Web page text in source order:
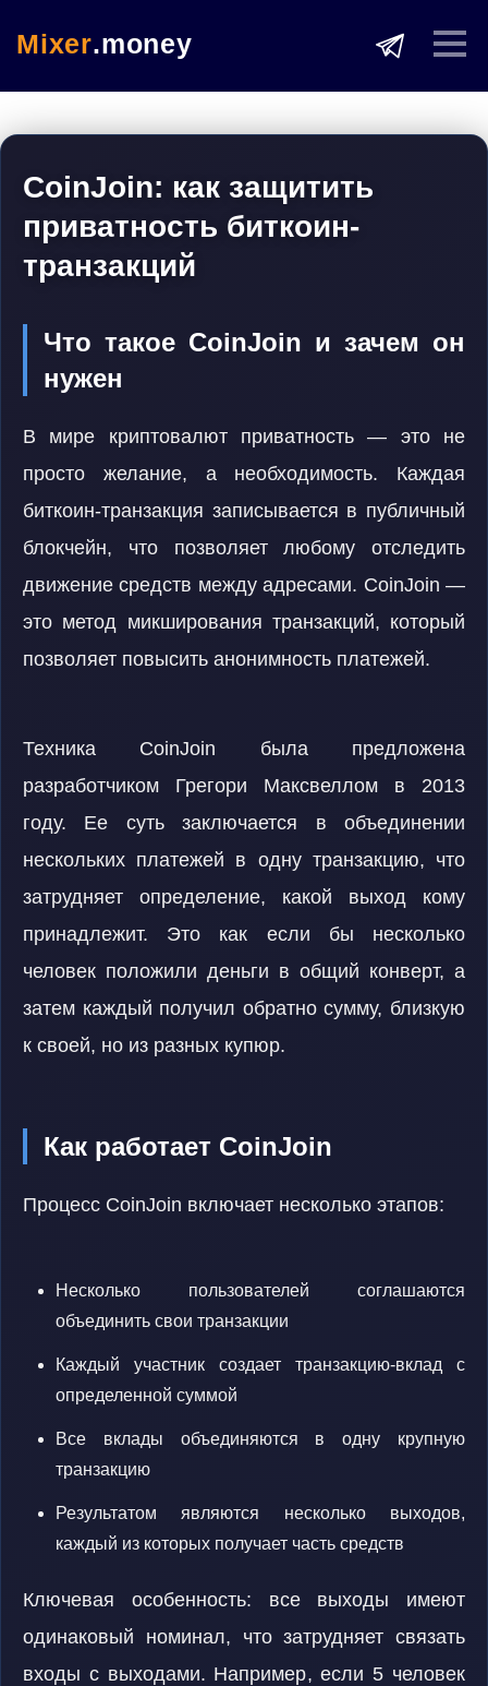
Mixer.money
CoinJoin: как защитить
приватность биткоин-
транзакций
Что такое CoinJoin и зачем он
нужен
В мире криптовалют приватность — это не
просто желание, а необходимость. Каждая
биткоин-транзакция записывается в публичный
блокчейн, что позволяет любому отследить
движение средств между адресами. CoinJoin —
это метод микширования транзакций, который
позволяет повысить анонимность платежей.
Техника CoinJoin была предложена
разработчиком Грегори Максвеллом в 2013
году. Ее суть заключается в объединении
нескольких платежей в одну транзакцию, что
затрудняет определение, какой выход кому
принадлежит. Это как если бы несколько
человек положили деньги в общий конверт, а
затем каждый получил обратно сумму, близкую
к своей, но из разных купюр.
Как работает CoinJoin
Процесс CoinJoin включает несколько этапов:
Несколько пользователей соглашаются
объединить свои транзакции
Каждый участник создает транзакцию-вклад с
определенной суммой
Все вклады объединяются в одну крупную
транзакцию
Результатом являются несколько выходов,
каждый из которых получает часть средств
Ключевая особенность: все выходы имеют
одинаковый номинал, что затрудняет связать
входы с выходами. Например, если 5 человек